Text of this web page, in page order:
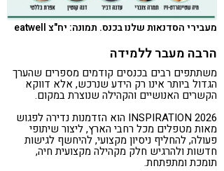
מעבירי הסדנאות שלנו בכנס. תמונה: יח"צ eatwell
הרבה מעבר ללמידה
משתתפים רבים בכנסים קודמים מספרים שהערך
הגדול ביותר אינו רק הידע שנרכש, אלא דווקא
הקשרים האנושיים והקהילה שנוצרת במקום.
INSPIRATION 2026 הוא הזדמנות נדירה לפגוש
מאות מטפלים מכל רחבי הארץ, ליצור שיתופי
פעולה, להחליף ניסיון מקצועי, להיחשף לגישות
חדשות ולהרגיש חלק מקהילה מקצועית חיה,
תומכת ומתפתחת.